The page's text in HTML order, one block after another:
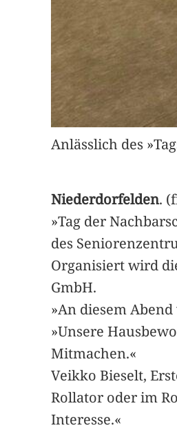
Anlässlich des
Niederdorfelden.
»Tag der
des
Organisiert wird
GmbH.
»An diesem
»Unsere
Mitmachen.«
Veikko Bieselt,
Rollator oder im
Interesse.«